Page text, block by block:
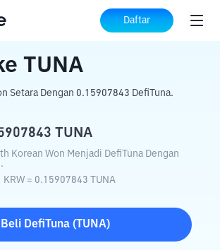
Daftar
Kripto ke TUNA
TUNA
Setara Dengan 0.15907843 DefiTuna.
TUNA
Korean Won Menjadi DefiTuna Dengan
KRW = 0.15907843 TUNA
Beli DefiTuna( TUNA)